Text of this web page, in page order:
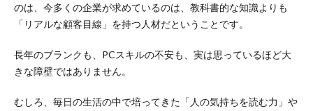
のは、今多くの企業が求めているのは、教科書的な知識よりも
「リアルな顧客目線」を持つ人材だということです。
長年のブランクも、PCスキルの不安も、実は思っているほど大
きな障壁ではありません。
むしろ、毎日の生活の中で培ってきた「人の気持ちを読む力」や